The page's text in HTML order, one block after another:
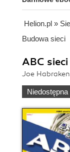
Helion.pl »
Budowa sieci
ABC
Joe Habraken
Niedostępna